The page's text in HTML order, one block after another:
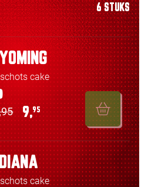
6 STUKS
cake
9,95
cake